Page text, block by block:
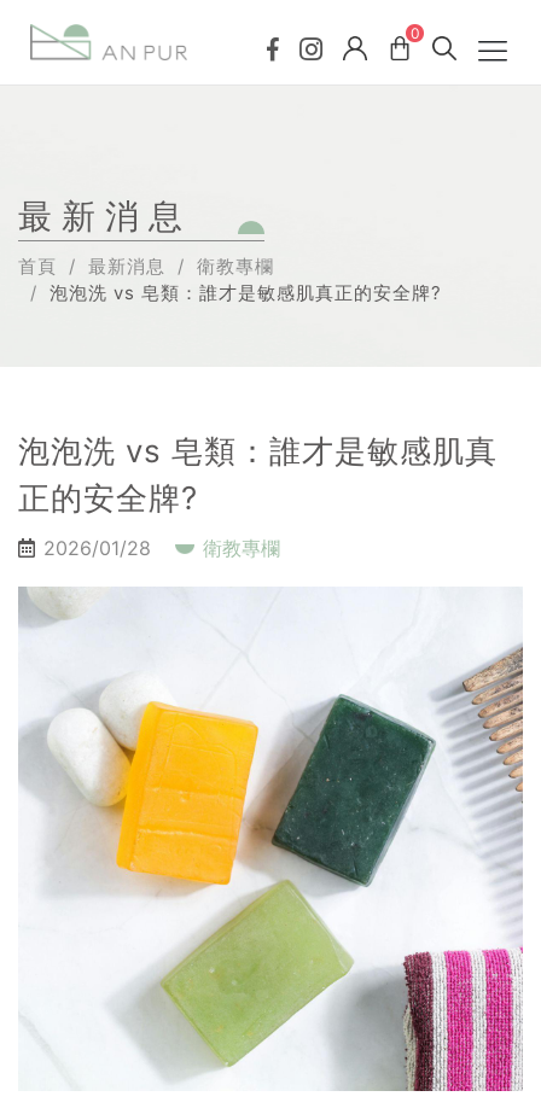
0
最新消息
首頁 最新消息
衛教專欄
泡泡洗 vs 皂類：誰才是敏感肌真正的安全牌?
泡泡洗 vs 皂類：誰才是敏感肌真
正的安全牌?
2026/01/28 衛教專欄